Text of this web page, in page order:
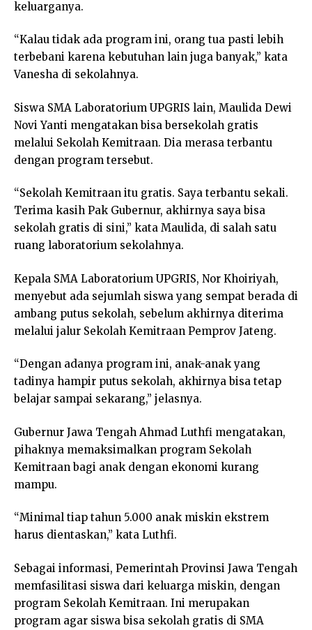
keluarganya.
“Kalau tidak ada program ini, orang tua pasti lebih
terbebani karena kebutuhan lain juga banyak,” kata
Vanesha di sekolahnya.
Siswa SMA Laboratorium UPGRIS lain, Maulida Dewi
Novi Yanti mengatakan bisa bersekolah gratis
melalui Sekolah Kemitraan. Dia merasa terbantu
dengan program tersebut.
“Sekolah Kemitraan itu gratis. Saya terbantu sekali.
Terima kasih Pak Gubernur, akhirnya saya bisa
sekolah gratis di sini,” kata Maulida, di salah satu
ruang laboratorium sekolahnya.
Kepala SMA Laboratorium UPGRIS, Nor Khoiriyah,
menyebut ada sejumlah siswa yang sempat berada di
ambang putus sekolah, sebelum akhirnya diterima
melalui jalur Sekolah Kemitraan Pemprov Jateng.
“Dengan adanya program ini, anak-anak yang
tadinya hampir putus sekolah, akhirnya bisa tetap
belajar sampai sekarang,” jelasnya.
Gubernur Jawa Tengah Ahmad Luthfi mengatakan,
pihaknya memaksimalkan program Sekolah
Kemitraan bagi anak dengan ekonomi kurang
mampu.
“Minimal tiap tahun 5.000 anak miskin ekstrem
harus dientaskan,” kata Luthfi.
Sebagai informasi, Pemerintah Provinsi Jawa Tengah
memfasilitasi siswa dari keluarga miskin, dengan
program Sekolah Kemitraan. Ini merupakan
program agar siswa bisa sekolah gratis di SMA